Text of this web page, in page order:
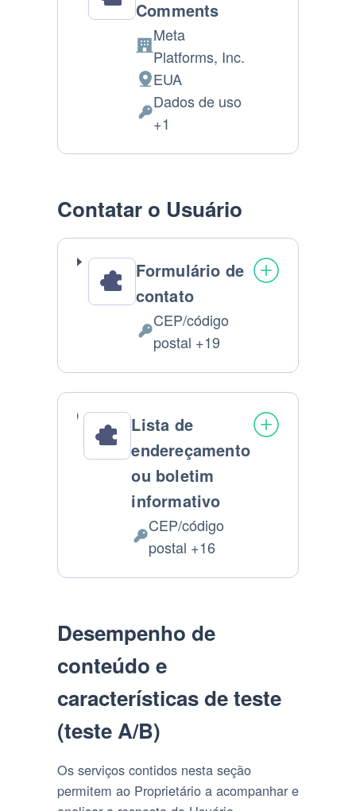
Comments
Companhia:
Meta
Platforms, Inc.
Lugar
de
processamento:
EUA
Dados
Dados de uso
+1
Contatar o Usuário
Formulário de
contato
Dados
CEP/código
postal +19
Lista de
endereçamento
ou boletim
informativo
Dados
CEP/código
postal +16
Desempenho de
conteúdo e
características de teste
(teste A/B)
Os serviços contidos nesta seção
permitem ao Proprietário a acompanhar e